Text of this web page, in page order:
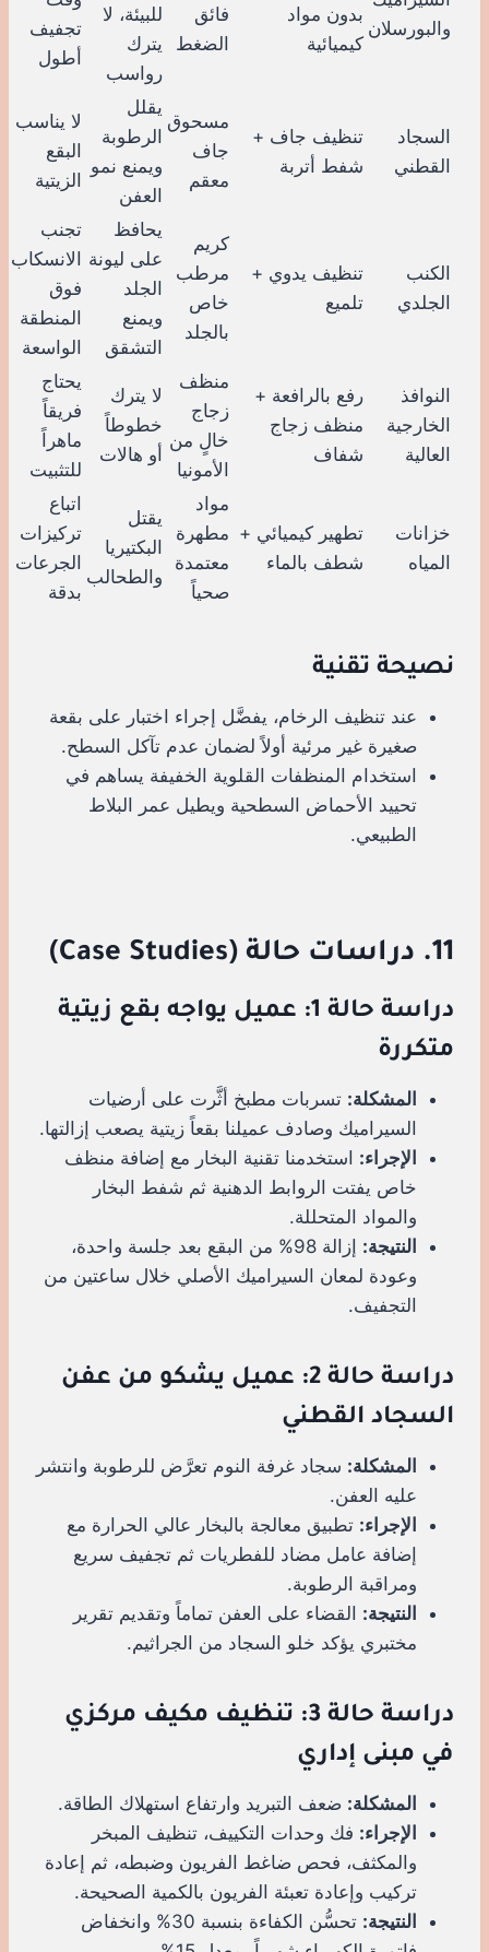
والبورسلان
بدون مواد
كيميائية
فائق
الضغط
للبيئة، لا
يترك
رواسب
تجفيف
أطول
السجاد
القطني
تنظيف جاف +
شفط أتربة
مسحوق
جاف
معقم
يقلل
الرطوبة
ويمنع نمو
العفن
لا يناسب
البقع
الزيتية
الكنب
الجلدي
تنظيف يدوي +
تلميع
كريم
مرطب
خاص
بالجلد
يحافظ
على ليونة
الجلد
ويمنع
التشقق
تجنب
الانسكاب
فوق
المنطقة
الواسعة
النوافذ
الخارجية
العالية
رفع بالرافعة +
منظف زجاج
شفاف
منظف
زجاج
خالٍ من
الأمونيا
لا يترك
خطوطاً
أو هالات
يحتاج
فريقاً
ماهراً
للتثبيت
خزانات
المياه
تطهير كيميائي +
شطف بالماء
مواد
مطهرة
معتمدة
صحياً
يقتل
البكتيريا
والطحالب
اتباع
تركيزات
الجرعات
بدقة
نصيحة تقنية
عند تنظيف الرخام، يفضَّل إجراء اختبار على بقعة
صغيرة غير مرئية أولاً لضمان عدم تآكل السطح.
استخدام المنظفات القلوية الخفيفة يساهم في
تحييد الأحماض السطحية ويطيل عمر البلاط
الطبيعي.
11. دراسات حالة (Case Studies)
دراسة حالة 1: عميل يواجه بقع زيتية
متكررة
المشكلة: تسربات مطبخ أثَّرت على أرضيات
السيراميك وصادف عميلنا بقعاً زيتية يصعب إزالتها.
الإجراء: استخدمنا تقنية البخار مع إضافة منظف
خاص يفتت الروابط الدهنية ثم شفط البخار
والمواد المتحللة.
النتيجة:
إزالة 98% من البقع بعد جلسة واحدة،
وعودة لمعان السيراميك الأصلي خلال ساعتين من
التجفيف.
دراسة حالة 2: عميل يشكو من عفن
السجاد القطني
المشكلة: سجاد غرفة النوم تعرَّض للرطوبة وانتشر
عليه العفن.
الإجراء: تطبيق معالجة بالبخار عالي الحرارة مع
إضافة عامل مضاد للفطريات ثم تجفيف سريع
ومراقبة الرطوبة.
النتيجة: القضاء على العفن تماماً وتقديم تقرير
مختبري يؤكد خلو السجاد من الجراثيم.
دراسة حالة 3: تنظيف مكيف مركزي
في مبنى إداري
المشكلة: ضعف التبريد وارتفاع استهلاك الطاقة.
الإجراء: فك وحدات التكييف، تنظيف المبخر
والمكثف، فحص ضاغط الفريون وضبطه، ثم إعادة
تركيب وإعادة تعبئة الفريون بالكمية الصحيحة.
النتيجة:
تحسُّن الكفاءة بنسبة 30% وانخفاض